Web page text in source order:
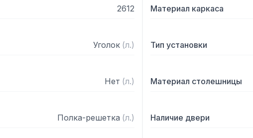
2612 Материал каркаса
Уголок (л.) Тип установки
Нет (л.) Материал столешницы
Полка-решетка (л.) Наличие двери